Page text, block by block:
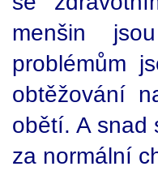
menšin
problémům
obtěžování
obětí. A snad
za normální